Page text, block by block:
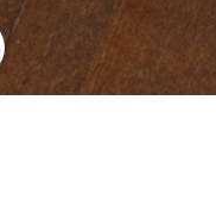
Clique para ampliar